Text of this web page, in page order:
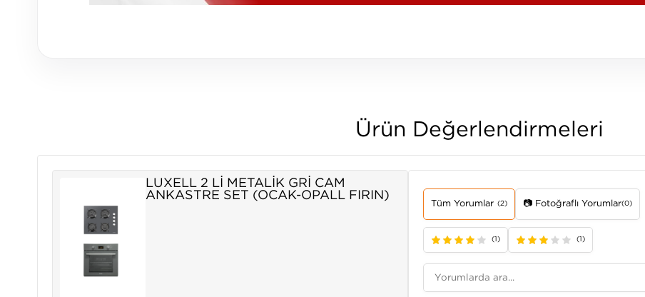
Ürün Değerlendirmeleri
LUXELL 2 Lİ METALİK GRİ CAM
ANKASTRE SET (OCAK-OPALL FIRIN)
Tüm Yorumlar (2) 📷 Fotoğraflı Yorumlar(0)
(1) (1)